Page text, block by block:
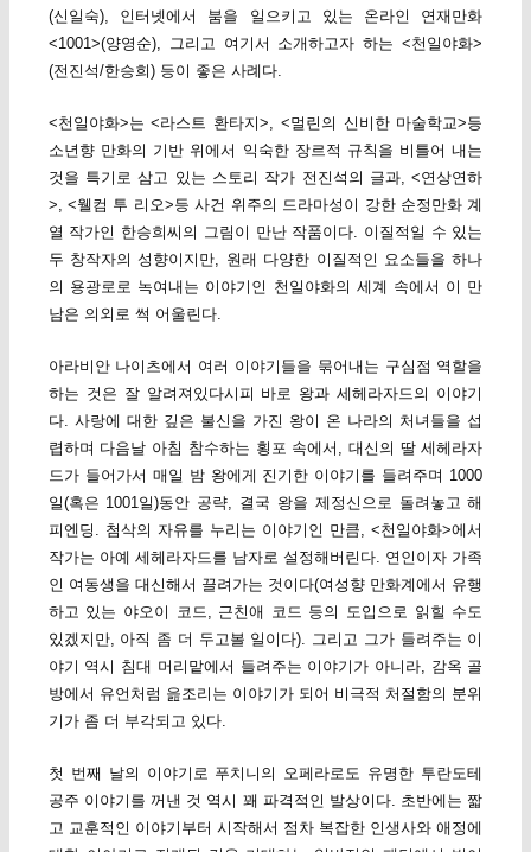
(신일숙), 인터넷에서 붐을 일으키고 있는 온라인 연재만화
<1001>(양영순), 그리고 여기서 소개하고자 하는 <천일야화>
(전진석/한승희) 등이 좋은 사례다.
<천일야화>는 <라스트 환타지>, <멀린의 신비한 마술학교>등
소년향 만화의 기반 위에서 익숙한 장르적 규칙을 비틀어 내는
것을 특기로 삼고 있는 스토리 작가 전진석의 글과, <연상연하
>, <웰컴 투 리오>등 사건 위주의 드라마성이 강한 순정만화 계
열 작가인 한승희씨의 그림이 만난 작품이다. 이질적일 수 있는
두 창작자의 성향이지만, 원래 다양한 이질적인 요소들을 하나
의 용광로로 녹여내는 이야기인 천일야화의 세계 속에서 이 만
남은 의외로 썩 어울린다.
아라비안 나이츠에서 여러 이야기들을 묶어내는 구심점 역할을
하는 것은 잘 알려져있다시피 바로 왕과 세헤라자드의 이야기
다. 사랑에 대한 깊은 불신을 가진 왕이 온 나라의 처녀들을 섭
렵하며 다음날 아침 참수하는 횡포 속에서, 대신의 딸 세헤라자
드가 들어가서 매일 밤 왕에게 진기한 이야기를 들려주며 1000
일(혹은 1001일)동안 공략, 결국 왕을 제정신으로 돌려놓고 해
피엔딩. 첨삭의 자유를 누리는 이야기인 만큼, <천일야화>에서
작가는 아예 세헤라자드를 남자로 설정해버린다. 연인이자 가족
인 여동생을 대신해서 끌려가는 것이다(여성향 만화계에서 유행
하고 있는 야오이 코드, 근친애 코드 등의 도입으로 읽힐 수도
있겠지만, 아직 좀 더 두고볼 일이다). 그리고 그가 들려주는 이
야기 역시 침대 머리맡에서 들려주는 이야기가 아니라, 감옥 골
방에서 유언처럼 읊조리는 이야기가 되어 비극적 처절함의 분위
기가 좀 더 부각되고 있다.
첫 번째 날의 이야기로 푸치니의 오페라로도 유명한 투란도테
공주 이야기를 꺼낸 것 역시 꽤 파격적인 발상이다. 초반에는 짧
고 교훈적인 이야기부터 시작해서 점차 복잡한 인생사와 애정에